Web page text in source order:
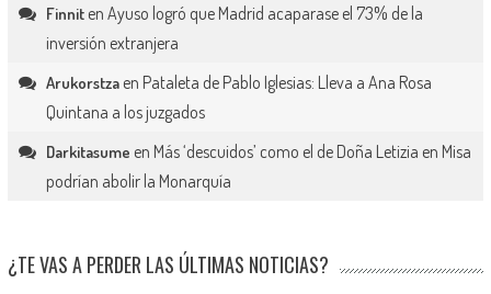
Finniten Ayuso logró que Madrid acaparase el 73% de la
inversión extranjera
Arukorstzaen Pataleta de Pablo Iglesias: Lleva a Ana Rosa
Quintana a los juzgados
Darkitasume en Más ‘descuidos’ como el de Doña Letizia en Misa
podrían abolir la Monarquía
¿TE VAS A PERDER LAS ÚLTIMAS NOTICIAS?